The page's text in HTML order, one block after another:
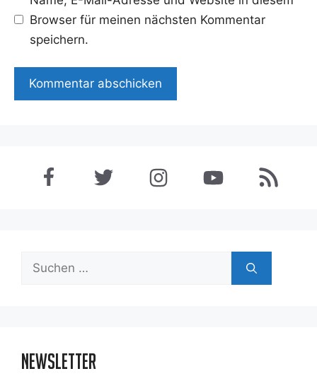
Browser für meinen nächsten Kommentar
speichern.
Suchen
Newsletter